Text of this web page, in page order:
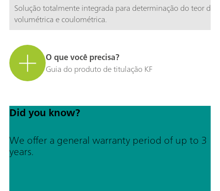
Solução totalmente integrada para determinação do teor de
volumétrica e coulométrica.
O que você precisa?
Guia do produto de titulação KF
Did you know?
We offer a general warranty period of up to 3
years.